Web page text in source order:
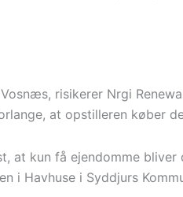
risikerer Nrgi
at opstilleren køber
at kun få ejendomme
i Havhuse i Syddjurs